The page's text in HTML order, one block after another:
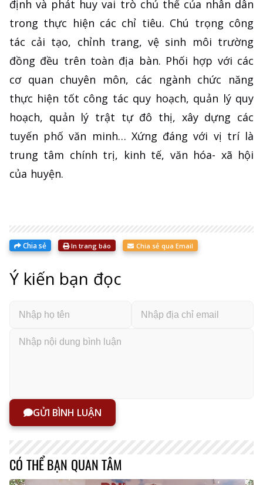
định và phát huy vai trò chủ thể của nhân dân
trong thực hiện các chỉ tiêu. Chú trọng công
tác cải tạo, chỉnh trang, vệ sinh môi trường
đồng đều trên toàn địa bàn. Phối hợp với các
cơ quan chuyên môn, các ngành chức năng
thực hiện tốt công tác quy hoạch, quản lý quy
hoạch, quản lý trật tự đô thị, xây dựng các
tuyến phố văn minh… Xứng đáng với vị trí là
trung tâm chính trị, kinh tế, văn hóa- xã hội
của huyện.
Chia sẻ In trang báo Chia sẻ qua Email
Ý kiến bạn đọc
GỬI BÌNH LUẬN
CÓ THỂ BẠN QUAN TÂM